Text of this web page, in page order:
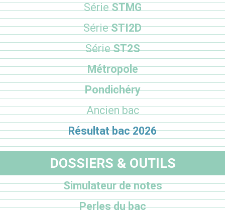
SérieSTMG
SérieSTI2D
SérieST2S
Métropole
Pondichéry
Ancien bac
Résultat bac 2026
DOSSIERS & OUTILS
Simulateur de notes
Perles du bac